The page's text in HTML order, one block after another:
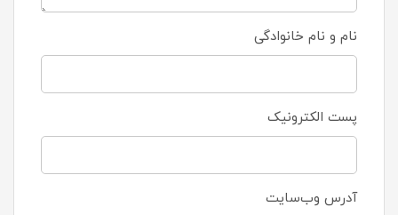
نام و نام خانوادگی
پست الکترونیک
آدرس وب‌سایت